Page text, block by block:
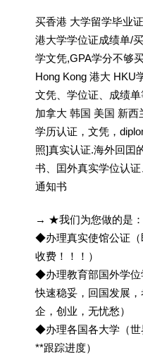
买香港 大学留学毕业
港大学学位证成绩单/
学文凭,GPA学分不够
Hong Kong 港大 HKU
文凭、学位证、成绩
加拿大 韩国 美国 新西
学历认证，文凭，
照]真实认证.海外回囯
书、囯外真实学位认
通知书
→ ★我们为您做的是：
◆办理真实使馆公证（
收费！！！）
◆办理教育部国外学位
快速稳妥，回国发展
企，创业，无忧愁）
◆办理各国各大学（世
**跟踪进度）